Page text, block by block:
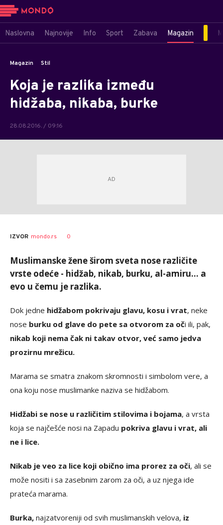
Naslovna Najnovije Info Sport Zabava Magazin
Magazin Stil
Koja je razlika između
hidžaba, nikaba, burke
28.08.2016. / 09:16
IZVOR mondo.rs 0
Muslimanske žene širom sveta nose različite
vrste odeće - hidžab, nikab, burku, al-amiru... a
evo u čemu je razlika.
Dok jedne hidžabom pokrivaju glavu, kosu i vrat, neke
nose burku od glave do pete sa otvorom za oči ili, pak,
nikab koji nema čak ni takav otvor, već samo jedva
prozirnu mrežicu.
Marama se smatra znakom skromnosti i simbolom vere, a
ona koju nose muslimanke naziva se hidžabom.
Hidžabi se nose u različitim stilovima i bojama, a vrsta
koja se najčešće nosi na Zapadu pokriva glavu i vrat, ali
ne i lice.
Nikab je veo za lice koji obično ima prorez za oči, ali se
može nositi i sa zasebnim zarom za oči, a uz njega ide
prateća marama.
Burka, najzatvoreniji od svih muslimanskih velova, iz